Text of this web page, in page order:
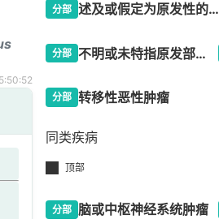
分部 述及或假定为原发性的特指部位恶性肿瘤，除外淋巴、造血、中枢神经系统或相关组织
分部 不明或未特指原发部位的恶性肿瘤
分部 转移性恶性肿瘤
同类疾病
顶部
分部 脑或中枢神经系统肿瘤